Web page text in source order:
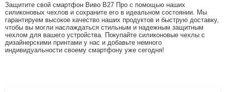
Защитите свой смартфон Виво В27 Про с помощью наших
силиконовых чехлов и сохраните его в идеальном состоянии. Мы
гарантируем высокое качество наших продуктов и быструю доставку,
чтобы вы могли наслаждаться стильным и надежным защитным
чехлом для вашего устройства. Покупайте силиконовые чехлы с
дизайнерскими принтами у нас и добавьте немного
индивидуальности своему смартфону уже сегодня!